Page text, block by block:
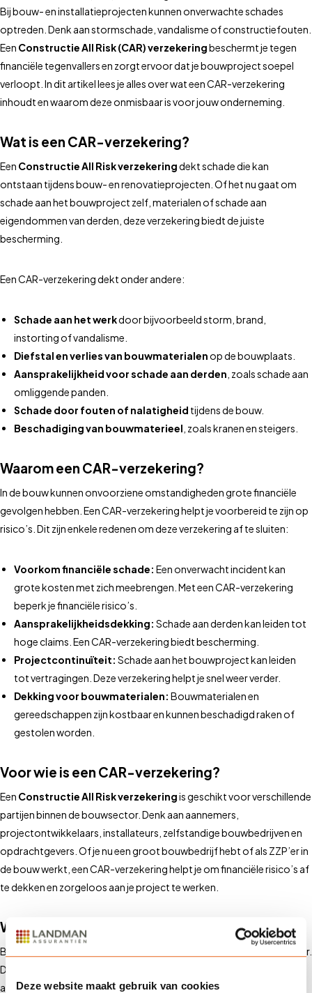
Deze website maakt gebruik van cookies
Bij bouw- en installatieprojecten kunnen onverwachte schades
optreden. Denk aan stormschade, vandalisme of constructiefouten.
Een Constructie All Risk (CAR) verzekeringbeschermt je tegen
financiële tegenvallers en zorgt ervoor dat je bouwproject soepel
verloopt. In dit artikel lees je alles over wat een CAR-verzekering
inhoudt en waarom deze onmisbaar is voor jouw onderneming.
Wat is een CAR-verzekering?
Een Constructie All Risk verzekeringdekt schade die kan
ontstaan tijdens bouw- en renovatieprojecten. Of het nu gaat om
schade aan het bouwproject zelf, materialen of schade aan
eigendommen van derden, deze verzekering biedt de juiste
bescherming.
Een CAR-verzekering dekt onder andere:
Schade aan het werkdoor bijvoorbeeld storm, brand,
instorting of vandalisme.
Diefstal en verlies van bouwmaterialenop de bouwplaats.
Aansprakelijkheid voor schade aan derden , zoals schade aan
omliggende panden.
Schade door fouten of nalatigheid tijdens de bouw.
Beschadiging van bouwmaterieel , zoals kranen en steigers.
Waarom een CAR-verzekering?
In de bouw kunnen onvoorziene omstandigheden grote financiële
gevolgen hebben. Een CAR-verzekering helpt je voorbereid te zijn op
risico’s. Dit zijn enkele redenen om deze verzekering af te sluiten:
Voorkom financiële schade: Een onverwacht incident kan
grote kosten met zich meebrengen. Met een CAR-verzekering
beperk je financiële risico’s.
Aansprakelijkheidsdekking: Schade aan derden kan leiden tot
hoge claims. Een CAR-verzekering biedt bescherming.
Projectcontinuïteit: Schade aan het bouwproject kan leiden
tot vertragingen. Deze verzekering helpt je snel weer verder.
Dekking voor bouwmaterialen: Bouwmaterialen en
gereedschappen zijn kostbaar en kunnen beschadigd raken of
gestolen worden.
Voor wie is een CAR-verzekering?
Een Constructie All Risk verzekeringis geschikt voor verschillende
partijen binnen de bouwsector. Denk aan aannemers,
projectontwikkelaars, installateurs, zelfstandige bouwbedrijven en
opdrachtgevers. Of je nu een groot bouwbedrijf hebt of als ZZP’er in
de bouw werkt, een CAR-verzekering helpt je om financiële risico’s af
te dekken en zorgeloos aan je project te werken.
Waarom via Landman?
Bij
begrijpen we de risico’s in de bouwsector.
Daarom bieden we op maat gemaakte CAR-verzekeringen,
afgestemd op jouw specifieke projecten. Onze experts helpen je bij: